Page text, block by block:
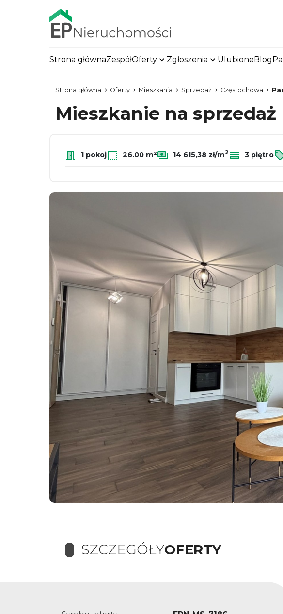
Strona głównaZespółOferty Zgłoszenia UlubioneBlog
Strona główna Oferty Mieszkania Sprzedaż Częstochowa
Mieszkanie na sprzedaż
1 pokoj 26.00 m² 14 615,38 zł/m2 3 piętro
SZCZEGÓŁYOFERTY